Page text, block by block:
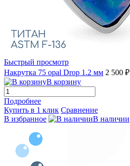
Быстрый просмотр
Накрутка 75 opal Drop 1.2 мм 2 500 ₽
В корзину
Подробнее
Купить в 1 клик Сравнение
В избранное
В наличии